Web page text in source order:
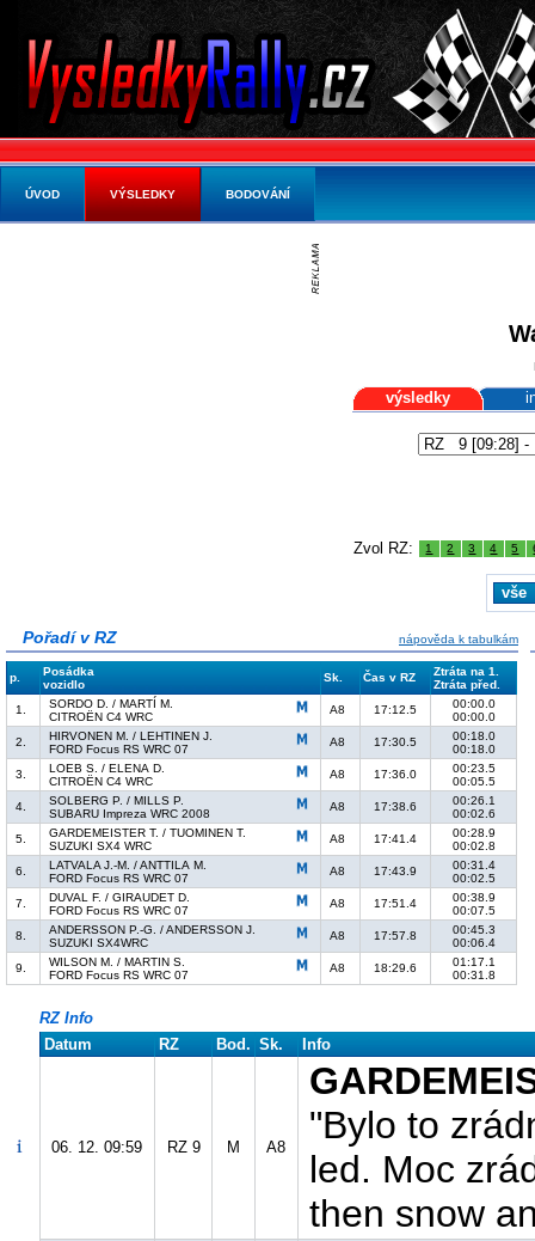
výsledky
Zvol RZ: 1 2 3 4 5
vše
Pořadí v RZ nápověda k tabulkám
p.
Posádka
vozidlo
Sk. Čas v RZ
Ztráta na 1.
Ztráta před.
1.
SORDO D. / MARTÍ M.
CITROËN C4 WRC
A8 17:12.5
00:00.0
00:00.0
2.
HIRVONEN M. / LEHTINEN J.
FORD Focus RS WRC 07
A8 17:30.5
00:18.0
00:18.0
3.
LOEB S. / ELENA D.
CITROËN C4 WRC
A8 17:36.0
00:23.5
00:05.5
4.
SOLBERG P. / MILLS P.
SUBARU Impreza WRC 2008
A8 17:38.6
00:26.1
00:02.6
5.
GARDEMEISTER T. / TUOMINEN T.
SUZUKI SX4 WRC
A8 17:41.4
00:28.9
00:02.8
6.
LATVALA J.-M. / ANTTILA M.
FORD Focus RS WRC 07
A8 17:43.9
00:31.4
00:02.5
7.
DUVAL F. / GIRAUDET D.
FORD Focus RS WRC 07
A8 17:51.4
00:38.9
00:07.5
8.
ANDERSSON P.-G. / ANDERSSON J.
SUZUKI SX4WRC
A8 17:57.8
00:45.3
00:06.4
9.
WILSON M. / MARTIN S.
FORD Focus RS WRC 07
A8 18:29.6
01:17.1
00:31.8
RZ Info
Datum
RZ Bod. Sk. Info
06. 12. 09:59 RZ 9 M A8
"Bylo to
led. Moc
then snow
ÚVOD VÝSLEDKY BODOVÁNÍ